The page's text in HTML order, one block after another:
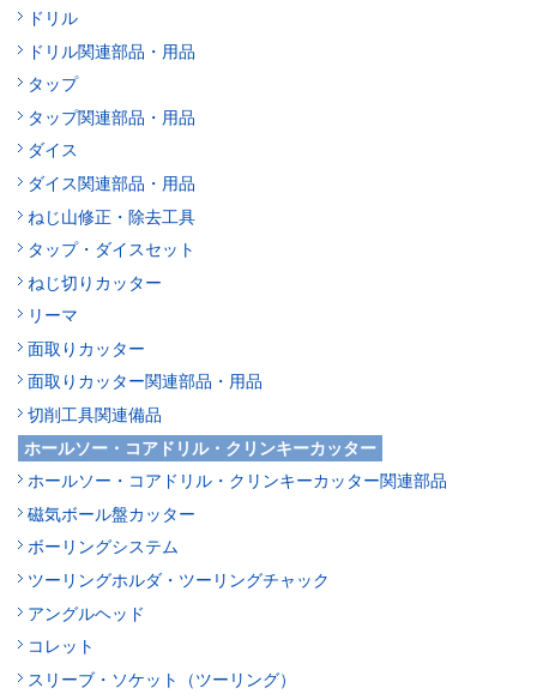
ドリル
ドリル関連部品・用品
タップ
タップ関連部品・用品
ダイス
ダイス関連部品・用品
ねじ山修正・除去工具
タップ・ダイスセット
ねじ切りカッター
リーマ
面取りカッター
面取りカッター関連部品・用品
切削工具関連備品
ホールソー・コアドリル・クリンキーカッター
ホールソー・コアドリル・クリンキーカッター関連部品
磁気ボール盤カッター
ボーリングシステム
ツーリングホルダ・ツーリングチャック
アングルヘッド
コレット
スリーブ・ソケット（ツーリング）